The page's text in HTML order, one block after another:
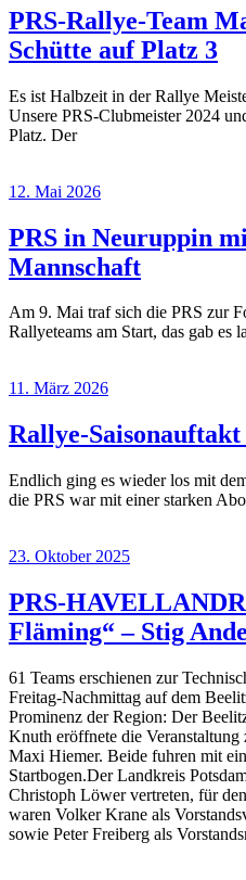
PRS-Rallye-Team
Schütte auf Platz 3
Es ist Halbzeit in der Rallye
Unsere PRS-Clubmeister 2024
Platz. Der
12. Mai 2026
PRS in Neuruppin
Mannschaft
Am 9. Mai traf sich die PRS zur
Rallyeteams am Start, das gab es
11. März 2026
Rallye-
Endlich ging es wieder los mit
die PRS war mit einer starken
23. Oktober 2025
PRS-
Fläming“ – Stig
61 Teams erschienen zur
Freitag-Nachmittag auf dem
Prominenz der Region: Der
Knuth eröffnete die
Maxi Hiemer. Beide fuhren mit
Startbogen.Der Landkreis
Christoph Löwer vertreten, für
waren Volker Krane als
sowie Peter Freiberg als